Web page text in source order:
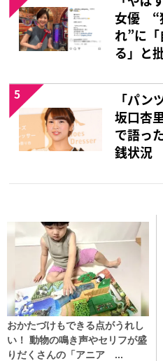
女優 “
れ”に
る」と
「パン
坂口杏
で語っ
銭状況
5
おかたづけもできる点がうれし
い！ 動物の鳴き声やセリフが盛
りだくさんの「アニア ...